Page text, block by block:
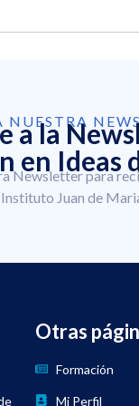
NUESTRA
a la
en Ideas
Newsletter para
Juan de
Otras
Formación
Mi Perfil